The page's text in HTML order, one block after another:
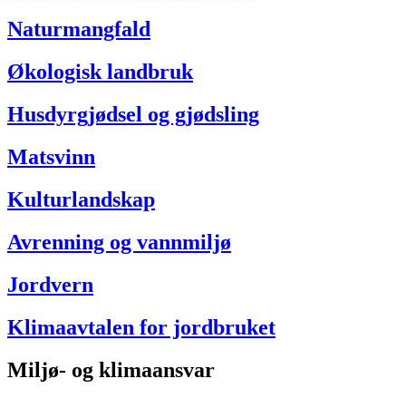
Naturmangfald
Økologisk landbruk
Husdyrgjødsel og gjødsling
Matsvinn
Kulturlandskap
Avrenning og vannmiljø
Jordvern
Klimaavtalen for jordbruket
Miljø- og klimaansvar